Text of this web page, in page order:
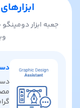
جعبه ابزار